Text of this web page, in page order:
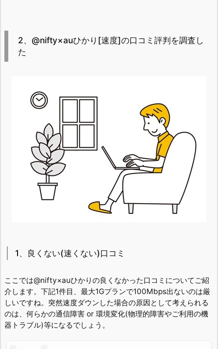
2、@nifty×auひかり[速度]の口コミ評判を調査し
た
1、良くない(速くない)口コミ
ここでは@nifty×auひかりの良くなかった口コミについてご紹
介します。下記1件目、最大1Gプランで100Mbps出ないのは厳
しいですね。突然速度ダウンした場合の原因として考えられる
のは、何らかの通信障害 or 環境変化(物理的障害やご利用の機
器トラブル)等になるでしょう。